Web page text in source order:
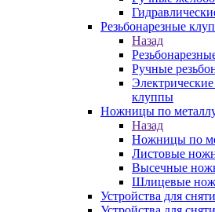
Резьбонарезные
Назад
Ручные
клуппы
Ножницы по
Назад
Ножницы по
Листовые
Высечные
Шлицевые
Устройства для